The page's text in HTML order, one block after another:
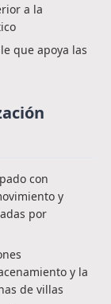
a la
que apoya las
con
y
por
y la
de villas